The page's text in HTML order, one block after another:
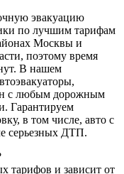
эвакуацию
по лучшим тарифам
Москвы и
поэтому время
В нашем
с любым дорожным
Гарантируем
в том числе, авто с
серьезных ДТП.
тарифов и зависит от